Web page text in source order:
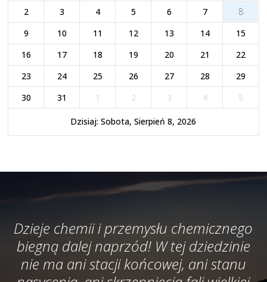
2
3 4 5 6 7
8
9
10 11 12 13 14
15
16
17 18 19 20 21
22
23
24 25 26 27 28
29
30
31 1 2 3 4 5
Dzisiaj: Sobota, Sierpień 8, 2026
Dzieje chemii i przemysłu chemicznego
biegną dalej naprzód! W tej dziedzinie
nie ma ani stacji końcowej, ani stanu